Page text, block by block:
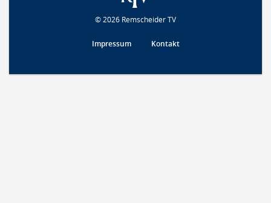
© 2026 Remscheider TV
Impressum Kontakt